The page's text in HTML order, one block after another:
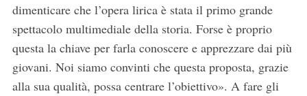
dimenticare che l’opera lirica è stata il primo grande
spettacolo multimediale della storia. Forse è proprio
questa la chiave per farla conoscere e apprezzare dai più
giovani. Noi siamo convinti che questa proposta, grazie
alla sua qualità, possa centrare l’obiettivo». A fare gli